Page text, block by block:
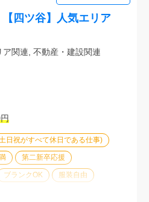
四ツ谷】人気エリア
日祝がすべて休日である仕事)
第二新卒応援
ブランクOK 服装自由
ア関連, 不動産・建設関連